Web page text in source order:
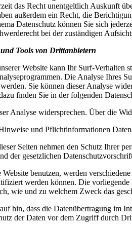
das Recht unentgeltlich Auskunft
außerdem ein Recht, die
Datenschutz können Sie sich
bei der zuständigen
Tools von Drittanbietern
Website kann Ihr Surf-Verhalten
Die Analyse Ihres
Sie können dieser Analyse
finden Sie in der folgenden
Analyse widersprechen. Über die
und Pflichtinformationen
Seiten nehmen den Schutz Ihrer
der gesetzlichen
Website benutzen, werden
werden können. Die
wie und zu welchem Zweck das
hin, dass die Datenübertragung im
der Daten vor dem Zugriff durch